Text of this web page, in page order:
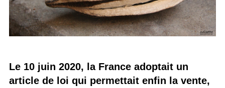
Le 10 juin 2020, la France adoptait un
article de loi qui permettait enfin la vente,